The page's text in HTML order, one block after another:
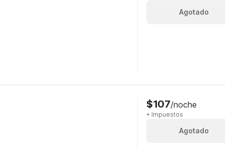
Agotado
$107/noche
+ Impuestos
Agotado